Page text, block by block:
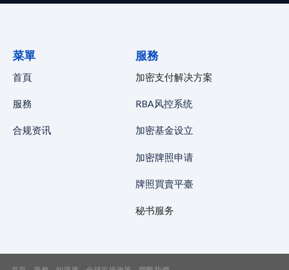
菜單
首頁
服務
合规资讯
服務
加密支付解决方案
RBA风控系统
加密基金设立
加密牌照申请
牌照買賣平臺
秘书服务